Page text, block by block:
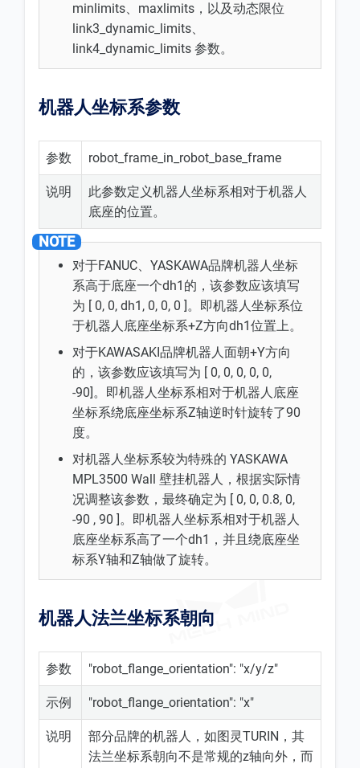
minlimits、maxlimits，以及动态限位
link3_dynamic_limits、
link4_dynamic_limits 参数。
机器人坐标系参数
参数 robot_frame_in_robot_base_frame
说明
此参数定义机器人坐标系相对于机器人
底座的位置。
对于FANUC、YASKAWA品牌机器人坐标
系高于底座一个dh1的，该参数应该填写
为 [ 0, 0, dh1, 0, 0, 0 ]。即机器人坐标系位
于机器人底座坐标系+Z方向dh1位置上。
对于KAWASAKI品牌机器人面朝+Y方向
的，该参数应该填写为 [ 0, 0, 0, 0, 0,
-90]。即机器人坐标系相对于机器人底座
坐标系绕底座坐标系Z轴逆时针旋转了90
度。
对机器人坐标系较为特殊的 YASKAWA
MPL3500 Wall 壁挂机器人，根据实际情
况调整该参数，最终确定为 [ 0, 0, 0.8, 0,
-90 , 90 ]。即机器人坐标系相对于机器人
底座坐标系高了一个dh1，并且绕底座坐
标系Y轴和Z轴做了旋转。
机器人法兰坐标系朝向
参数 "robot_flange_orientation": "x/y/z"
示例 "robot_flange_orientation": "x"
说明
部分品牌的机器人，如图灵TURIN，其
法兰坐标系朝向不是常规的z轴向外，而